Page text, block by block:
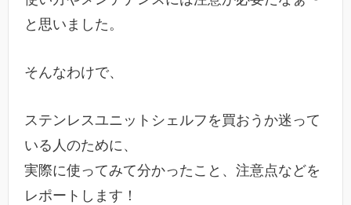
と思いました。
そんなわけで、
ステンレスユニットシェルフを買おうか迷って
いる人のために、
実際に使ってみて分かったこと、注意点などを
レポートします！